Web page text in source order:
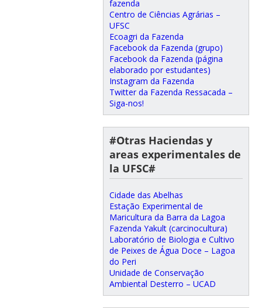
fazenda
Centro de Ciências Agrárias –
UFSC
Ecoagri da Fazenda
Facebook da Fazenda (grupo)
Facebook da Fazenda (página
elaborado por estudantes)
Instagram da Fazenda
Twitter da Fazenda Ressacada –
Siga-nos!
#Otras Haciendas y
areas experimentales de
la UFSC#
Cidade das Abelhas
Estação Experimental de
Maricultura da Barra da Lagoa
Fazenda Yakult (carcinocultura)
Laboratório de Biologia e Cultivo
de Peixes de Água Doce – Lagoa
do Peri
Unidade de Conservação
Ambiental Desterro – UCAD